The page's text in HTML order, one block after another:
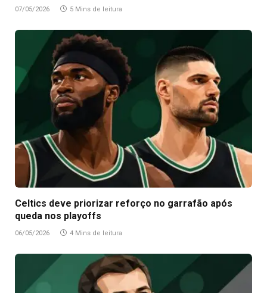
07/05/2026 5 Mins de leitura
Celtics deve priorizar reforço no garrafão após
queda nos playoffs
06/05/2026 4 Mins de leitura